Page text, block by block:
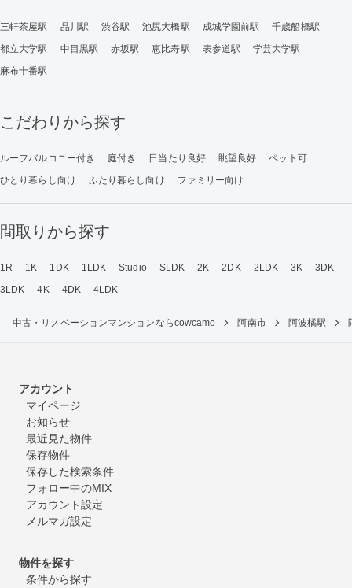
三軒茶屋駅 品川駅 渋谷駅 池尻大橋駅 成城学園前駅
千歳船橋駅
都立大学駅
中目黒駅 赤坂駅 恵比寿駅 表参道駅
学芸大学駅
麻布十番駅
こだわりから探す
ルーフバルコニー付き 庭付き 日当たり良好 眺望良好
ペット可
ひとり暮らし向け
ふたり暮らし向け ファミリー向け
間取りから探す
1R 1K 1DK 1LDK Studio SLDK 2K 2DK 2LDK 3K
3DK
3LDK
4K 4DK 4LDK
中古・リノベーションマンションならcowcamo 阿南市 阿波橘駅
アカウント
マイページ
お知らせ
最近見た物件
保存物件
保存した検索条件
フォロー中のMIX
アカウント設定
メルマガ設定
物件を探す
条件から探す